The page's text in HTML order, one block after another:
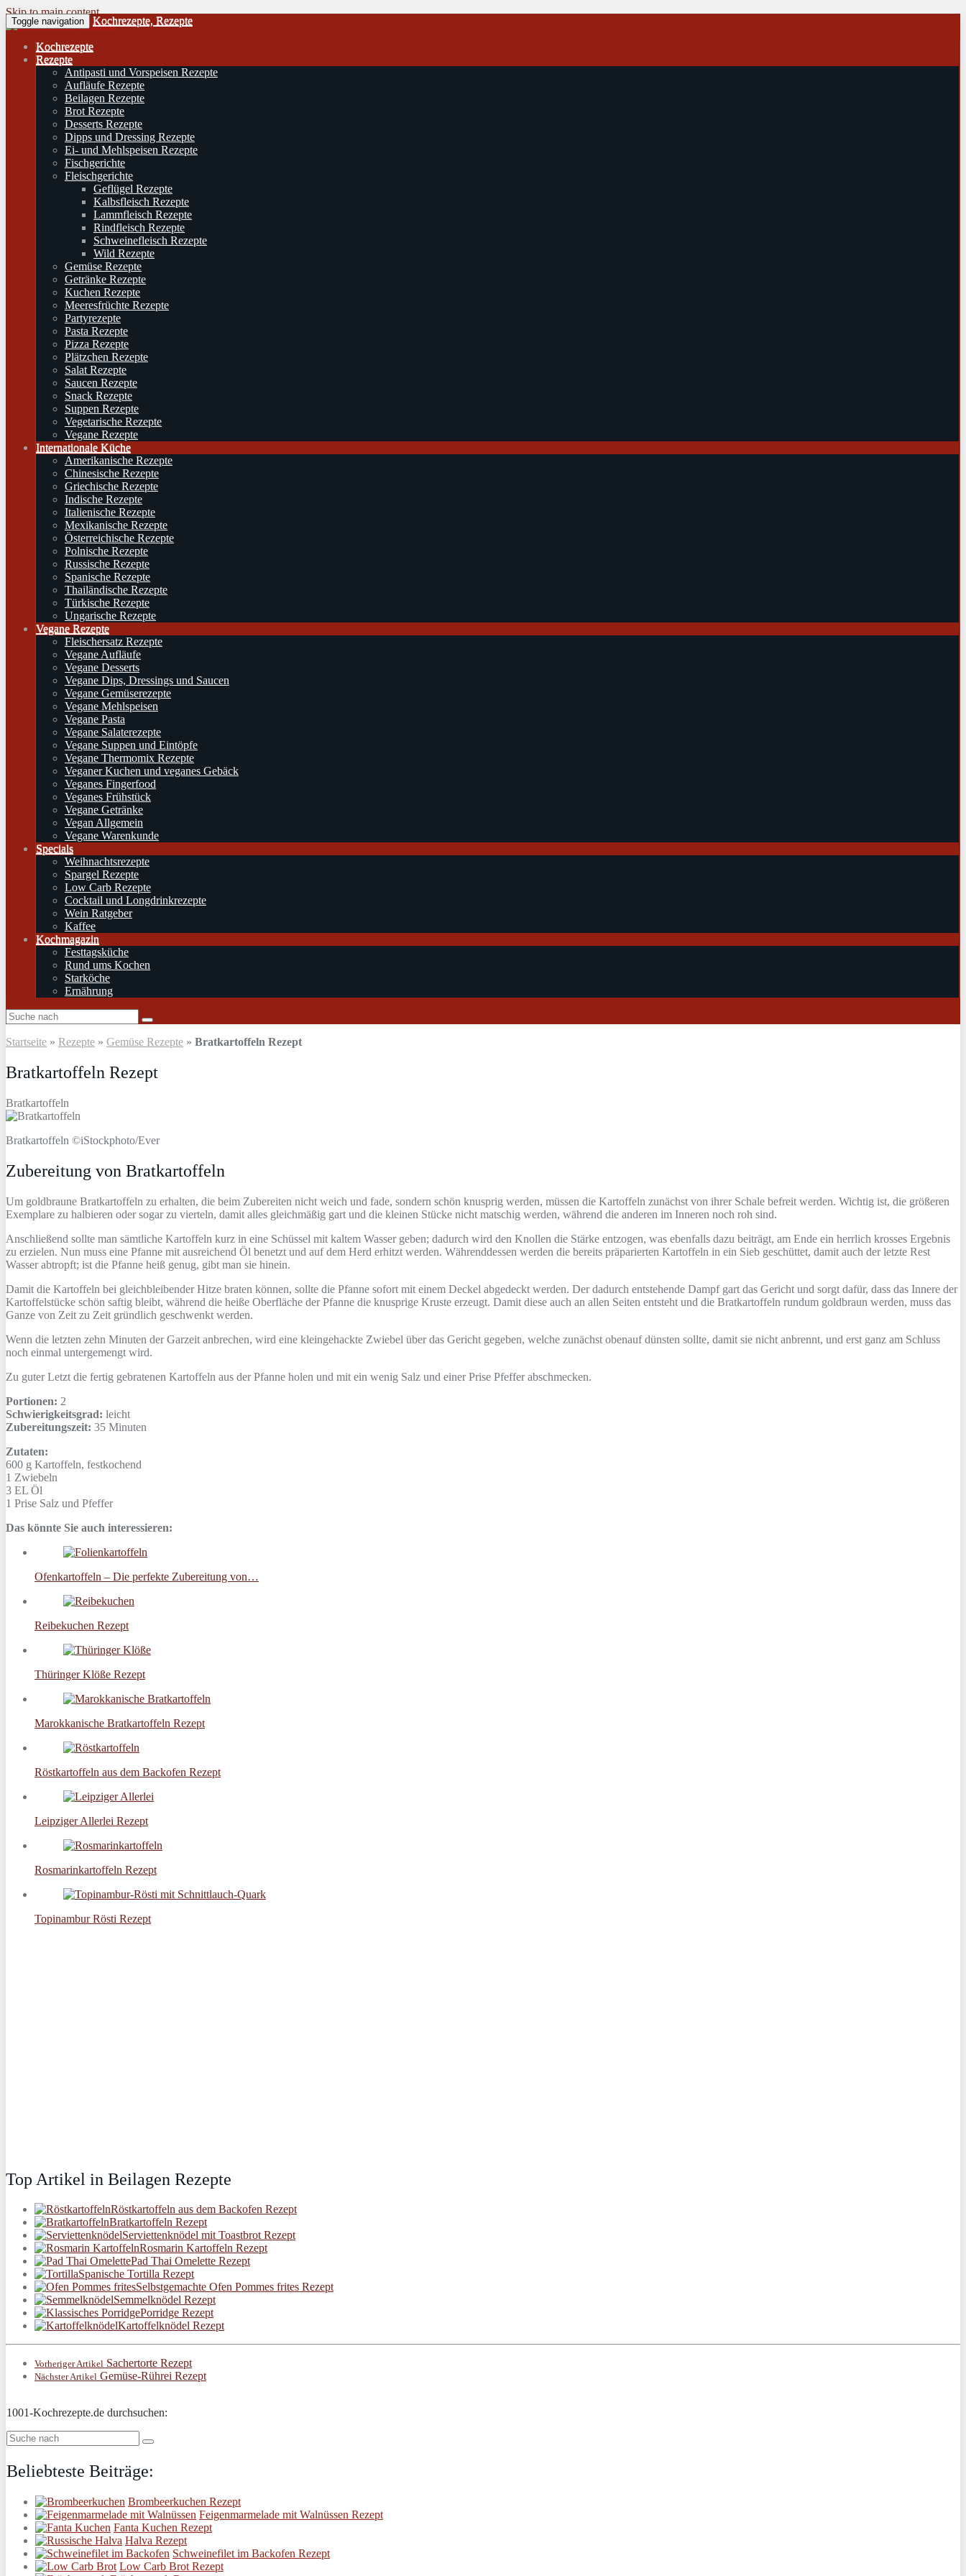
Skip to main content
Toggle navigation Kochrezepte, Rezepte
Kochrezepte
Rezepte
Antipasti und Vorspeisen Rezepte
Aufläufe Rezepte
Beilagen Rezepte
Brot Rezepte
Desserts Rezepte
Dipps und Dressing Rezepte
Ei- und Mehlspeisen Rezepte
Fischgerichte
Fleischgerichte
Geflügel Rezepte
Kalbsfleisch Rezepte
Lammfleisch Rezepte
Rindfleisch Rezepte
Schweinefleisch Rezepte
Wild Rezepte
Gemüse Rezepte
Getränke Rezepte
Kuchen Rezepte
Meeresfrüchte Rezepte
Partyrezepte
Pasta Rezepte
Pizza Rezepte
Plätzchen Rezepte
Salat Rezepte
Saucen Rezepte
Snack Rezepte
Suppen Rezepte
Vegetarische Rezepte
Vegane Rezepte
Internationale Küche
Amerikanische Rezepte
Chinesische Rezepte
Griechische Rezepte
Indische Rezepte
Italienische Rezepte
Mexikanische Rezepte
Österreichische Rezepte
Polnische Rezepte
Russische Rezepte
Spanische Rezepte
Thailändische Rezepte
Türkische Rezepte
Ungarische Rezepte
Vegane Rezepte
Fleischersatz Rezepte
Vegane Aufläufe
Vegane Desserts
Vegane Dips, Dressings und Saucen
Vegane Gemüserezepte
Vegane Mehlspeisen
Vegane Pasta
Vegane Salaterezepte
Vegane Suppen und Eintöpfe
Vegane Thermomix Rezepte
Veganer Kuchen und veganes Gebäck
Veganes Fingerfood
Veganes Frühstück
Vegane Getränke
Vegan Allgemein
Vegane Warenkunde
Specials
Weihnachtsrezepte
Spargel Rezepte
Low Carb Rezepte
Cocktail und Longdrinkrezepte
Wein Ratgeber
Kaffee
Kochmagazin
Festtagsküche
Rund ums Kochen
Starköche
Ernährung
Startseite » Rezepte » Gemüse Rezepte » Bratkartoffeln Rezept
Bratkartoffeln Rezept
Bratkartoffeln
Bratkartoffeln ©iStockphoto/Ever
Zubereitung von Bratkartoffeln
Um goldbraune Bratkartoffeln zu erhalten, die beim Zubereiten nicht weich und fade, sondern schön knusprig werden, müssen die Kartoffeln zunächst von ihrer Schale befreit werden. Wichtig ist, die größeren
Exemplare zu halbieren oder sogar zu vierteln, damit alles gleichmäßig gart und die kleinen Stücke nicht matschig werden, während die anderen im Inneren noch roh sind.
Anschließend sollte man sämtliche Kartoffeln kurz in eine Schüssel mit kaltem Wasser geben; dadurch wird den Knollen die Stärke entzogen, was ebenfalls dazu beiträgt, am Ende ein herrlich krosses Ergebnis
zu erzielen. Nun muss eine Pfanne mit ausreichend Öl benetzt und auf dem Herd erhitzt werden. Währenddessen werden die bereits präparierten Kartoffeln in ein Sieb geschüttet, damit auch der letzte Rest
Wasser abtropft; ist die Pfanne heiß genug, gibt man sie hinein.
Damit die Kartoffeln bei gleichbleibender Hitze braten können, sollte die Pfanne sofort mit einem Deckel abgedeckt werden. Der dadurch entstehende Dampf gart das Gericht und sorgt dafür, dass das Innere der
Kartoffelstücke schön saftig bleibt, während die heiße Oberfläche der Pfanne die knusprige Kruste erzeugt. Damit diese auch an allen Seiten entsteht und die Bratkartoffeln rundum goldbraun werden, muss das
Ganze von Zeit zu Zeit gründlich geschwenkt werden.
Wenn die letzten zehn Minuten der Garzeit anbrechen, wird eine kleingehackte Zwiebel über das Gericht gegeben, welche zunächst obenauf dünsten sollte, damit sie nicht anbrennt, und erst ganz am Schluss
noch einmal untergemengt wird.
Zu guter Letzt die fertig gebratenen Kartoffeln aus der Pfanne holen und mit ein wenig Salz und einer Prise Pfeffer abschmecken.
Portionen: 2
Schwierigkeitsgrad: leicht
Zubereitungszeit: 35 Minuten
Zutaten:
600 g Kartoffeln, festkochend
1 Zwiebeln
3 EL Öl
1 Prise Salz und Pfeffer
Das könnte Sie auch interessieren:
Ofenkartoffeln – Die perfekte Zubereitung von…
Reibekuchen Rezept
Thüringer Klöße Rezept
Marokkanische Bratkartoffeln Rezept
Röstkartoffeln aus dem Backofen Rezept
Leipziger Allerlei Rezept
Rosmarinkartoffeln Rezept
Topinambur Rösti Rezept
Top Artikel in Beilagen Rezepte
Röstkartoffeln aus dem Backofen Rezept
Bratkartoffeln Rezept
Serviettenknödel mit Toastbrot Rezept
Rosmarin Kartoffeln Rezept
Pad Thai Omelette Rezept
Spanische Tortilla Rezept
Selbstgemachte Ofen Pommes frites Rezept
Semmelknödel Rezept
Porridge Rezept
Kartoffelknödel Rezept
Vorheriger Artikel Sachertorte Rezept
Nächster Artikel Gemüse-Rührei Rezept
1001-Kochrezepte.de durchsuchen:
Beliebteste Beiträge:
Brombeerkuchen Rezept
Feigenmarmelade mit Walnüssen Rezept
Fanta Kuchen Rezept
Halva Rezept
Schweinefilet im Backofen Rezept
Low Carb Brot Rezept